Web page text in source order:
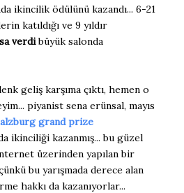
ikincilik ödülünü kazandı... 6-21
katıldığı ve 9 yıldır
verdibüyük salonda
geliş karşıma çıktı, hemen o
piyanist sena erünsal, mayıs
grand prize
ikinciliği kazanmış... bu güzel
üzerinden yapılan bir
bu yarışmada derece alan
hakkı da kazanıyorlar...